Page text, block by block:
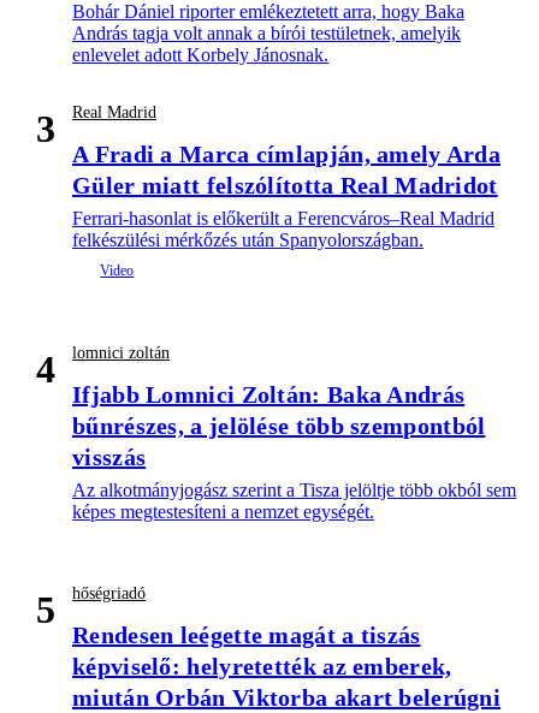
Bohár Dániel riporter emlékeztetett arra, hogy Baka
András tagja volt annak a bírói testületnek, amelyik
enlevelet adott Korbely Jánosnak.
3 Real Madrid
A Fradi a Marca címlapján, amely Arda
Güler miatt felszólította Real Madridot
Ferrari-hasonlat is előkerült a Ferencváros–Real Madrid
felkészülési mérkőzés után Spanyolországban.
4 lomnici zoltán
Ifjabb Lomnici Zoltán: Baka András
bűnrészes, a jelölése több szempontból
visszás
Az alkotmányjogász szerint a Tisza jelöltje több okból sem
képes megtestesíteni a nemzet egységét.
5 hőségriadó
Rendesen leégette magát a tiszás
képviselő: helyretették az emberek,
miután Orbán Viktorba akart belerúgni